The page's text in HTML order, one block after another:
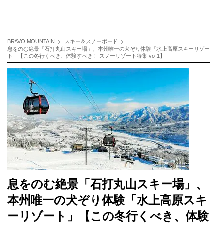
BRAVO MOUNTAIN
スキー＆スノーボード
息をのむ絶景「石打丸山スキー場」、本州唯一の犬ぞり体験「水上高原スキーリゾー
ト」【この冬行くべき、体験すべき！ スノーリゾート特集 vol.1】
息をのむ絶景「石打丸山スキー場」、
本州唯一の犬ぞり体験「水上高原スキ
ーリゾート」【この冬行くべき、体験